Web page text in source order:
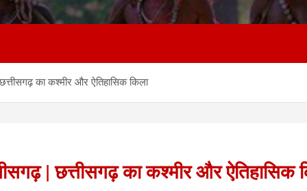
का कश्मीर और ऐतिहासिक किला
| छत्तीसगढ़ का कश्मीर और ऐतिहासिक